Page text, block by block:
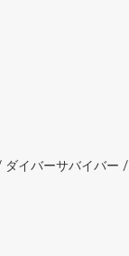
ダイバーサバイバー /